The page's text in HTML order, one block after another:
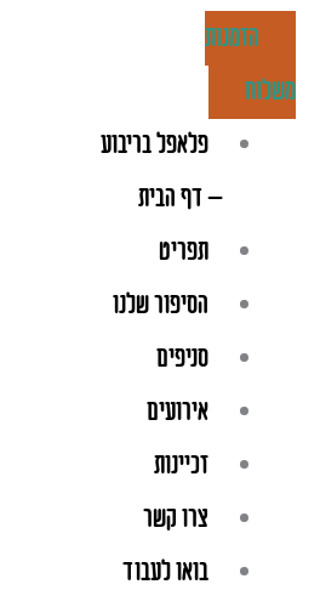
דילוג הזמנות
משלוח
פלאפל בריבוע
– דף הבית
תפריט
הסיפור שלנו
סניפים
אירועים
זכיינות
צרו קשר
בואו לעבוד